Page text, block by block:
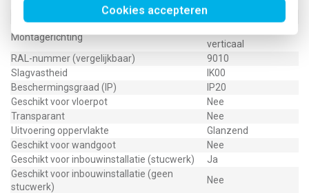
Cookies accepteren
Bevestigingswijze
Montagerichting
verticaal
RAL-nummer (vergelijkbaar)
9010
Slagvastheid
IK00
Beschermingsgraad (IP)
IP20
Geschikt voor vloerpot
Nee
Transparant
Nee
Uitvoering oppervlakte
Glanzend
Geschikt voor wandgoot
Nee
Geschikt voor inbouwinstallatie (stucwerk)
Ja
Geschikt voor inbouwinstallatie (geen
stucwerk)
Nee